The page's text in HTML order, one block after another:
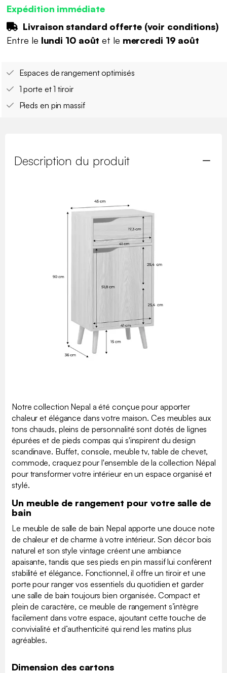
Expédition immédiate
Livraison standard offerte (voir conditions)
Entre le lundi 10 août et le mercredi 19 août
Espaces de rangement optimisés
1 porte et 1 tiroir
Pieds en pin massif
Description du produit
Notre collection Nepal a été conçue pour apporter
chaleur et élégance dans votre maison. Ces meubles aux
tons chauds, pleins de personnalité sont dotés de lignes
épurées et de pieds compas qui s'inspirent du design
scandinave. Buffet, console, meuble tv, table de chevet,
commode, craquez pour l'ensemble de la collection Népal
pour transformer votre intérieur en un espace organisé et
stylé.
Un meuble de rangement pour votre salle de
bain
Le meuble de salle de bain Nepal apporte une douce note
de chaleur et de charme à votre intérieur. Son décor bois
naturel et son style vintage créent une ambiance
apaisante, tandis que ses pieds en pin massif lui confèrent
stabilité et élégance. Fonctionnel, il offre un tiroir et une
porte pour ranger vos essentiels du quotidien et garder
une salle de bain toujours bien organisée. Compact et
plein de caractère, ce meuble de rangement s’intègre
facilement dans votre espace, ajoutant cette touche de
convivialité et d’authenticité qui rend les matins plus
agréables.
Dimension des cartons